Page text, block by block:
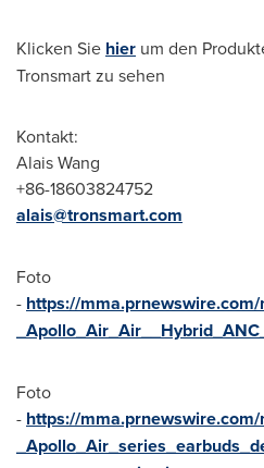
Klicken Sie hier um den
Tronsmart zu sehen
Kontakt:
Alais Wang
+86-18603824752
alais@tronsmart.com
Foto
- https://
Foto
- https://